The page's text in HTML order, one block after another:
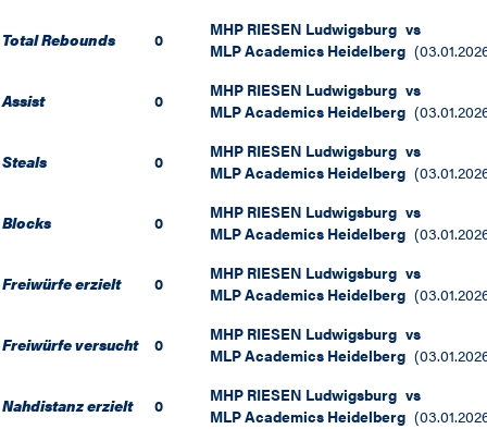
Total Rebounds 0 MHP RIESEN Ludwigsburg vs
MLP Academics Heidelberg (
Assist 0 MHP RIESEN Ludwigsburg vs
MLP Academics Heidelberg (
Steals 0 MHP RIESEN Ludwigsburg vs
MLP Academics Heidelberg (
Blocks 0 MHP RIESEN Ludwigsburg vs
MLP Academics Heidelberg (
Freiwürfe erzielt 0 MHP RIESEN Ludwigsburg vs
MLP Academics Heidelberg (
Freiwürfe versucht 0 MHP RIESEN Ludwigsburg vs
MLP Academics Heidelberg (
Nahdistanz erzielt 0 MHP RIESEN Ludwigsburg vs
MLP Academics Heidelberg (